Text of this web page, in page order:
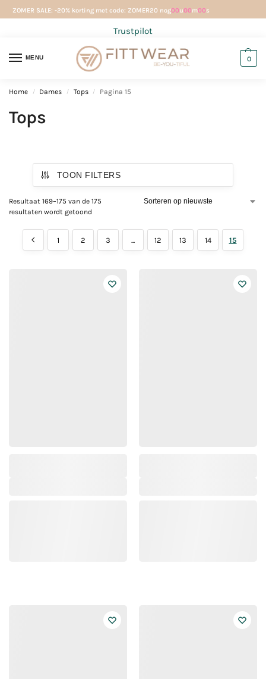
ZOMER SALE: -20% korting met code: ZOMER20 nog00u00m00s
Trustpilot
MENU 0
Home / Dames / Tops / Pagina 15
Tops
TOON FILTERS
Resultaat 169–175 van de 175
resultaten wordt getoond
1 2 3 ... 12 13 14 15